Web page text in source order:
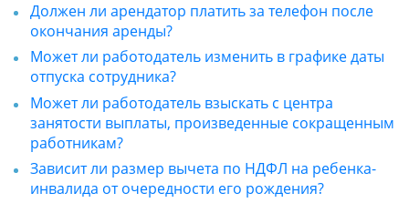
Должен ли арендатор платить за телефон после
окончания аренды?
Может ли работодатель изменить в графике даты
отпуска сотрудника?
Может ли работодатель взыскать с центра
занятости выплаты, произведенные сокращенным
работникам?
Зависит ли размер вычета по НДФЛ на ребенка-
инвалида от очередности его рождения?